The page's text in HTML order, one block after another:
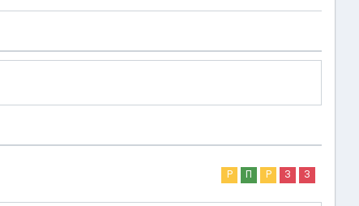
Р П Р З З